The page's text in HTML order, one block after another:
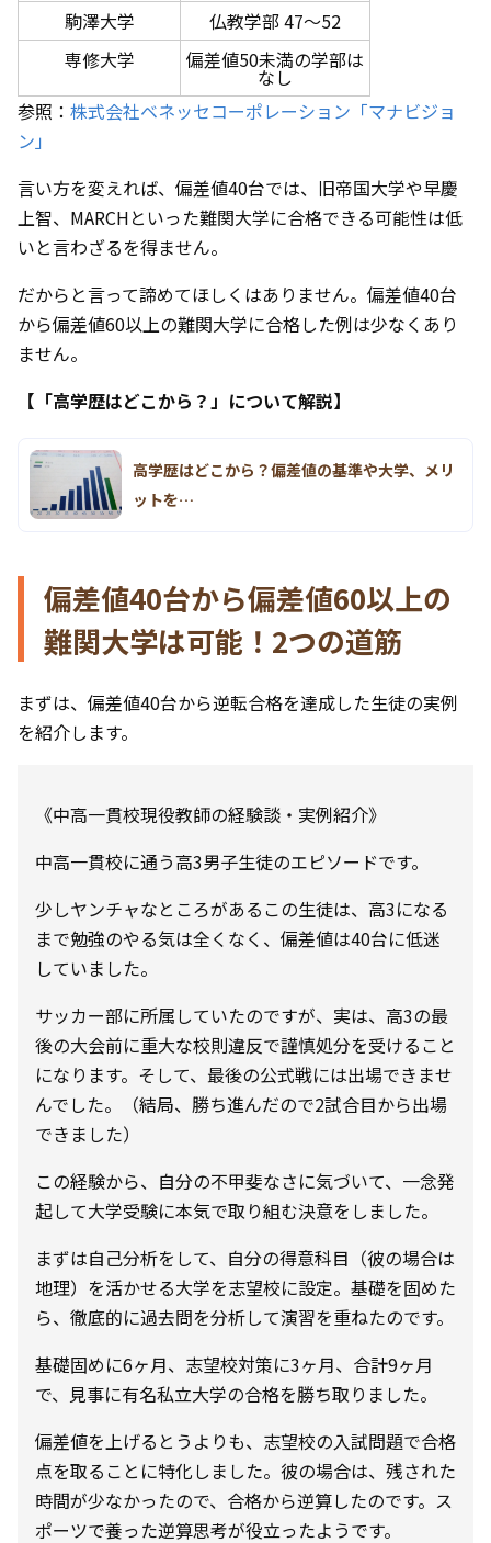
駒澤大学
仏教学部 47～52
専修大学
偏差値50未満の学部は
なし
参照： 株式会社ベネッセコーポレーション「マナビジョ
ン」
言い方を変えれば、偏差値40台では、旧帝国大学や早慶
上智、MARCHといった難関大学に合格できる可能性は低
いと言わざるを得ません。
だからと言って諦めてほしくはありません。偏差値40台
から偏差値60以上の難関大学に合格した例は少なくあり
ません。
【「高学歴はどこから？」について解説】
高学歴はどこから？偏差値の基準や大学、メリ
ットを…
偏差値40台から偏差値60以上の
難関大学は可能！2つの道筋
まずは、偏差値40台から逆転合格を達成した生徒の実例
を紹介します。
《中高一貫校現役教師の経験談・実例紹介》
中高一貫校に通う高3男子生徒のエピソードです。
少しヤンチャなところがあるこの生徒は、高3になる
まで勉強のやる気は全くなく、偏差値は40台に低迷
していました。
サッカー部に所属していたのですが、実は、高3の最
後の大会前に重大な校則違反で謹慎処分を受けること
になります。そして、最後の公式戦には出場できませ
んでした。（結局、勝ち進んだので2試合目から出場
できました）
この経験から、自分の不甲斐なさに気づいて、一念発
起して大学受験に本気で取り組む決意をしました。
まずは自己分析をして、自分の得意科目（彼の場合は
地理）を活かせる大学を志望校に設定。基礎を固めた
ら、徹底的に過去問を分析して演習を重ねたのです。
基礎固めに6ヶ月、志望校対策に3ヶ月、合計9ヶ月
で、見事に有名私立大学の合格を勝ち取りました。
偏差値を上げるとうよりも、志望校の入試問題で合格
点を取ることに特化しました。彼の場合は、残された
時間が少なかったので、合格から逆算したのです。ス
ポーツで養った逆算思考が役立ったようです。